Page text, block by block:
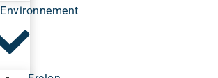
Environnement